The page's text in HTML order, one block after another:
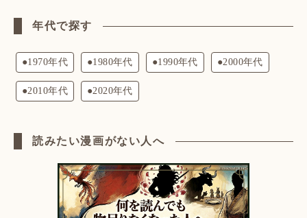
年代で探す
●1970年代 ●1980年代 ●1990年代 ●2000年代
●2010年代 ●2020年代
読みたい漫画がない人へ